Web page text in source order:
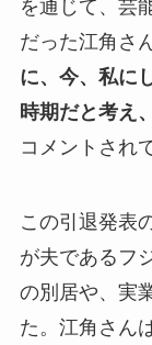
を通じて、芸
だった江角さ
に、今、私に
時期だと考え
コメントされ
この引退発表
が夫であるフ
の別居や、実
た。江角さん